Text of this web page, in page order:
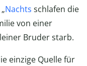
Nachts schlafen die
von einer
Bruder starb.
einzige Quelle für